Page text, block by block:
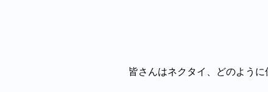
皆さんはネクタイ、どのように